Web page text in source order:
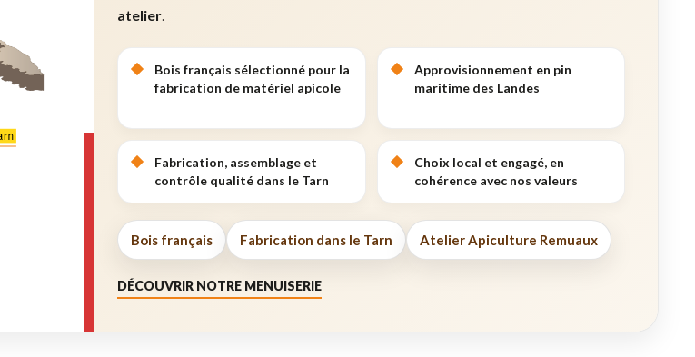
atelier
Bois français sélectionné pour la
fabrication de matériel apicole
Approvisionnement en pin
maritime des Landes
Fabrication, assemblage et
contrôle qualité dans le Tarn
Choix local et engagé, en
cohérence avec nos valeurs
Bois français Fabrication dans le Tarn Atelier Apiculture Remuaux
DÉCOUVRIR NOTRE MENUISERIE